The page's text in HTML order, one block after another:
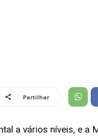
Partilhar
a vários níveis, e